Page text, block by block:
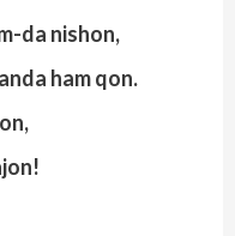
da nishon,
ham qon.